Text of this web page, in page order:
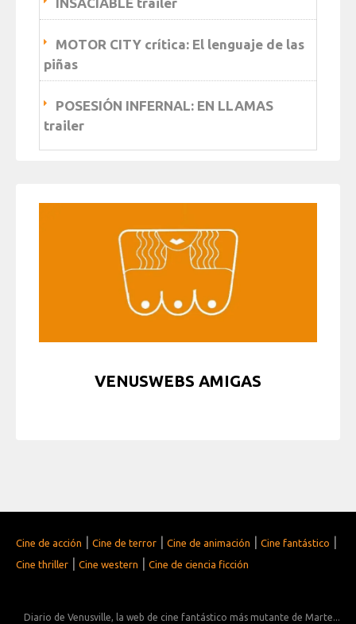
INSACIABLE trailer
MOTOR CITY crítica: El lenguaje de las
piñas
POSESIÓN INFERNAL: EN LLAMAS
trailer
VENUSWEBS AMIGAS
Cine de acción Cine de terror Cine de animación Cine fantástico
Cine thriller Cine western Cine de ciencia ficción
Diario de Venusville, la web de cine fantástico más mutante de Marte...